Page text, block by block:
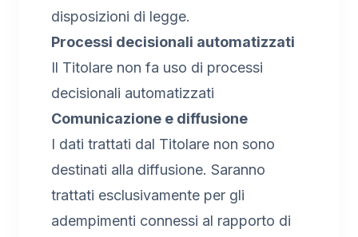
disposizioni di legge.
Processi decisionali automatizzati
Il Titolare non fa uso di processi
decisionali automatizzati
Comunicazione e diffusione
I dati trattati dal Titolare non sono
destinati alla diffusione. Saranno
trattati esclusivamente per gli
adempimenti connessi al rapporto di